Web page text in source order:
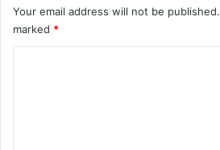
Your email address will not be published.
marked *